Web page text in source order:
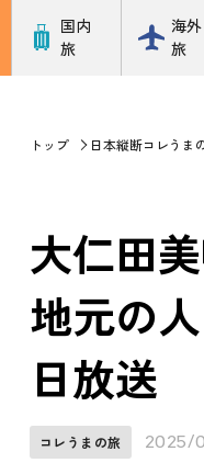
国内
旅
海外
旅
トップ 日本縦断コレうま
大仁田
地元の
日放送
コレうまの旅 2025/